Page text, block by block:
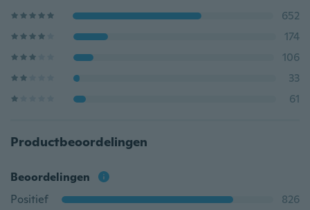
652
174
106
33
61
Productbeoordelingen
Beoordelingen
Positief
826